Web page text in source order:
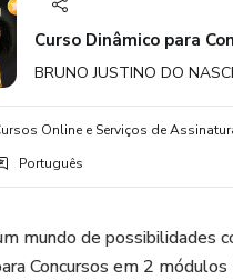
Curso Dinâmico para
BRUNO JUSTINO DO
Online e Serviços de
Português
mundo de possibilidades
Concursos em 2